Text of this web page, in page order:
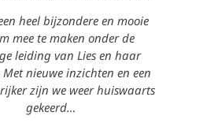
heel bijzondere en mooie
mee te maken onder de
leiding van Lies en haar
nieuwe inzichten en een
zijn we weer huiswaarts
gekeerd…